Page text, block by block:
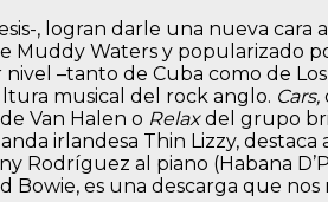
, logran darle una nueva cara
Muddy Waters y popularizado
–tanto de Cuba como de
musical del rock anglo. Cars,
de Van Halen o Relaxdel grupo
irlandesa Thin Lizzy, destaca
Rodríguez al piano (Habana
Bowie, es una descarga que